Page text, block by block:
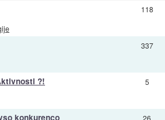
118
337
?! 5
konkurenco 26